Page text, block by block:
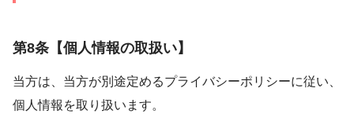
第8条【個人情報の取扱い】
当方は、当方が別途定めるプライバシーポリシーに従い、
個人情報を取り扱います。